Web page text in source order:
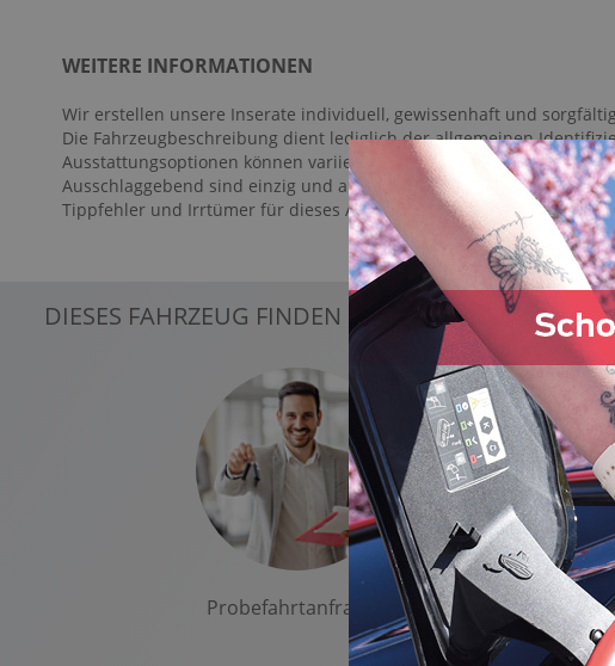
Colorverglasung
Dachreling: Schwarz
Diebstahlwarnanlage
Durchladesystem
Dynamische Leuchtweitenregulierung
Einparkhilfe vorn und hinten
Elektr. Stabilitätsprogramm ESP
Fahrer- /Beifahrerairbag
Fahrer-/Beifahrersitz höhenverstellbar
Fahrerassistenzpaket: Connected Safety
Fensterheber elektrisch 4-fach
WEITERE INFORMATIONEN
Wir erstellen unsere Inserate individuell, gewissenhaft und
Die Fahrzeugbeschreibung dient lediglich der allgemeinen
Ausstattungsoptionen können variieren.
Ausschlaggebend sind einzig und allein die Vereinbarungen im
Tippfehler und Irrtümer für dieses Angebot ausdrücklich
DIESES FAHRZEUG FINDEN SIE BEI FOLGENDEM
Probefahrtanfragen
83059